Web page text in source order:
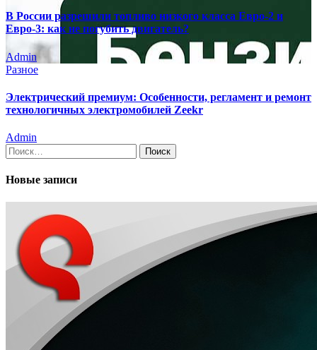
В России разрешили топливо низкого класса Евро-2 и
Евро-3: как не погубить двигатель?
Admin
Разное
Электрический премиум: Особенности, регламент и ремонт
технологичных электромобилей Zeekr
Admin
Найти:
Новые записи